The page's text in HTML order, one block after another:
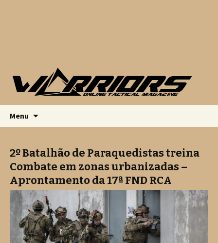
Menu
2º Batalhão de Paraquedistas treina
Combate em zonas urbanizadas –
Aprontamento da 17ª FND RCA